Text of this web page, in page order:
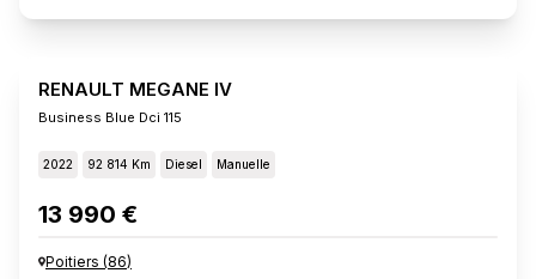
RENAULT MEGANE IV
Business Blue Dci 115
2022 92 814 Km Diesel Manuelle
13 990 €
Poitiers (86)